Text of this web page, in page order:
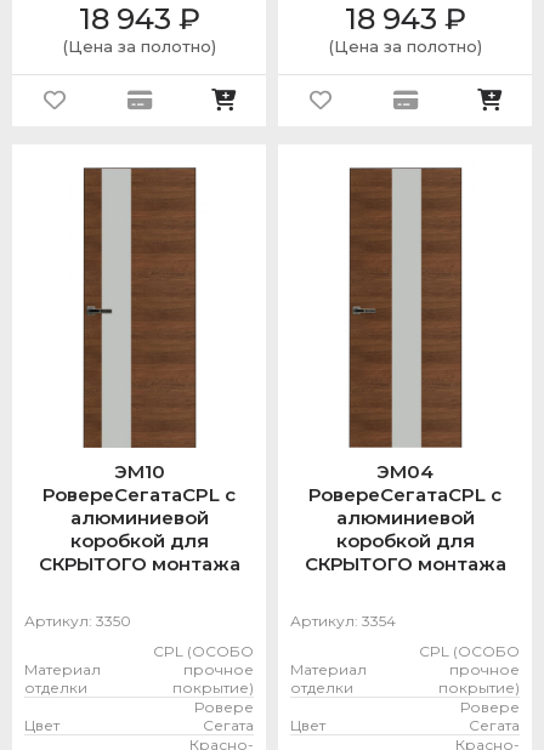
18 943 ₽
(Цена за полотно)
18 943 ₽
(Цена за полотно)
ЭМ10
РовереСегатаCPL с
алюминиевой
коробкой для
СКРЫТОГО монтажа
Артикул: 3350
Материал
отделки
CPL (ОСОБО
прочное
покрытие)
Цвет
Ровере
Сегата
Красно-
ЭМ04
РовереСегатаCPL с
алюминиевой
коробкой для
СКРЫТОГО монтажа
Артикул: 3354
Материал
отделки
CPL (ОСОБО
прочное
покрытие)
Цвет
Ровере
Сегата
Красно-